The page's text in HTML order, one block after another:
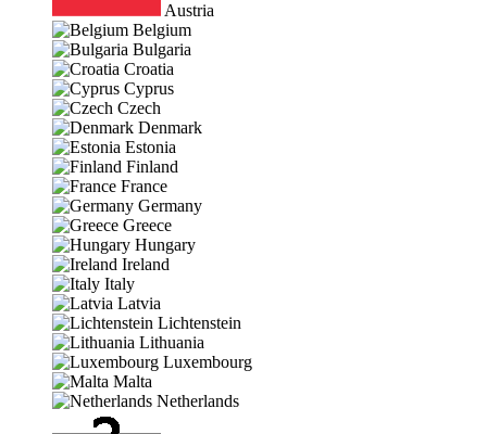
Austria
Belgium
Bulgaria
Croatia
Cyprus
Czech
Denmark
Estonia
Finland
France
Germany
Greece
Hungary
Ireland
Italy
Latvia
Lichtenstein
Lithuania
Luxembourg
Malta
Netherlands